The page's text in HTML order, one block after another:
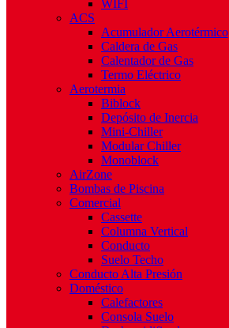
WIFI
ACS
Acumulador Aerotérmico
Caldera de Gas
Calentador de Gas
Termo Eléctrico
Aerotermia
Biblock
Depósito de Inercia
Mini-Chiller
Modular Chiller
Monoblock
AirZone
Bombas de Piscina
Comercial
Cassette
Columna Vertical
Conducto
Suelo Techo
Conducto Alta Presión
Doméstico
Calefactores
Consola Suelo